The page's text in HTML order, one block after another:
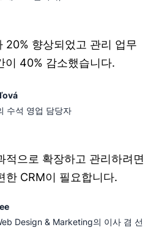
20% 향상되었고 관리 업무
이 40% 감소했습니다.
수석 영업 담당자
적으로 확장하고 관리하려면
한 CRM이 필요합니다.
Design & Marketing의 이사 겸 선